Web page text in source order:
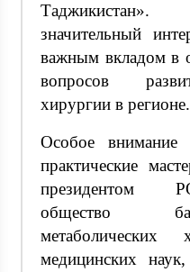
значительный
важным вкладом в
вопросов
хирургии в регионе.
Особое внимание
практические
президентом
общество
метаболических
медицинских